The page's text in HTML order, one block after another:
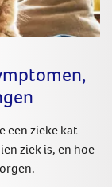
een zieke kat
ziek is, en hoe